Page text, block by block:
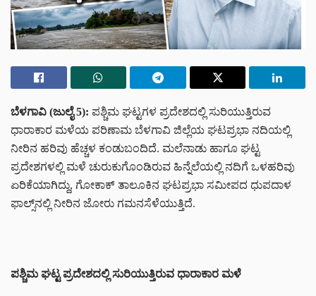
ಬೆಳಗಾವಿ (ಜುಲೈ 5): ಪಶ್ಚಿಮ ಘಟ್ಟಗಳ ಪ್ರದೇಶದಲ್ಲಿ ಸುರಿಯುತ್ತಿರುವ
ಧಾರಾಕಾರ ಮಳೆಯ ಪರಿಣಾಮ ಬೆಳಗಾವಿ ಜಿಲ್ಲೆಯ ಘಟಪ್ರಭಾ ನದಿಯಲ್ಲಿ
ನೀರಿನ ಹರಿವು ಹೆಚ್ಚಳ ಕಂಡುಬಂದಿದೆ. ಮಲೆನಾಡು ಹಾಗೂ ಘಟ್ಟ
ಪ್ರದೇಶಗಳಲ್ಲಿ ಮಳೆ ಚುರುಕುಗೊಂಡಿರುವ ಹಿನ್ನೆಲೆಯಲ್ಲಿ ನದಿಗೆ ಒಳಹರಿವು
ಏರಿಕೆಯಾಗಿದ್ದು, ಗೋಕಾಕ್ ತಾಲೂಕಿನ ಘಟಪ್ರಭಾ ಸಮೀಪದ ಧುಪದಾಳ
ಫಾಲ್ಸ್‌ನಲ್ಲಿ ನೀರಿನ ಜೋರು ಗಮನಸೆಳೆಯುತ್ತಿದೆ.
ಪಶ್ಚಿಮ ಘಟ್ಟ ಪ್ರದೇಶದಲ್ಲಿ ಸುರಿಯುತ್ತಿರುವ ಧಾರಾಕಾರ ಮಳೆ